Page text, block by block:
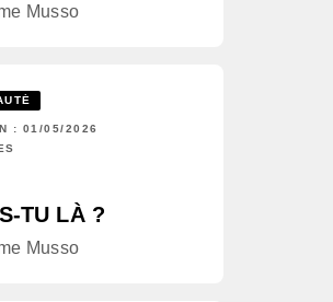
Musso
: 01/05/2026
TU LÀ ?
Musso